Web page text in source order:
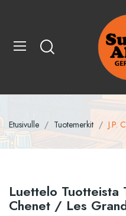
Etusivulle Tuotemerkit J.P.
Luettelo Tuotteista
Chenet / Les